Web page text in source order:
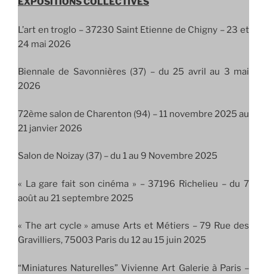
L’art en troglo – 37230 Saint Etienne de Chigny – 23 et
24 mai 2026
Biennale de Savonnières (37) – du 25 avril au 3 mai
2026
72ème salon de Charenton (94) – 11 novembre 2025 au
21 janvier 2026
Salon de Noizay (37) – du 1 au 9 Novembre 2025
« La gare fait son cinéma » – 37196 Richelieu – du 7
août au 21 septembre 2025
« The art cycle » amuse Arts et Métiers – 79 Rue des
Gravilliers, 75003 Paris du 12 au 15 juin 2025
“Miniatures Naturelles” Vivienne Art Galerie à Paris –